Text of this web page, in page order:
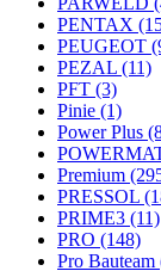
PENTAX
PEUGEOT
PEZAL (11)
PFT (3)
Pinie (1)
Power Plus
Premium
PRESSOL
PRIME3 (11)
PRO (148)
Pro Bauteam